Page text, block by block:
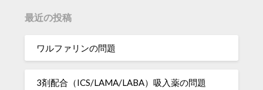
最近の投稿
ワルファリンの問題
3剤配合（ICS/LAMA/LABA）吸入薬の問題